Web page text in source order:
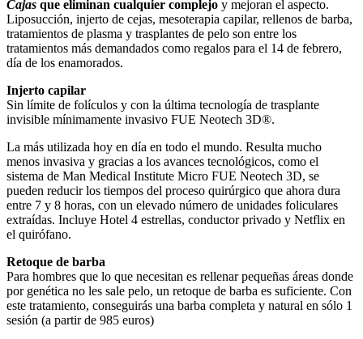
Cajas que eliminan cualquier complejo y mejoran el aspecto.
Liposucción, injerto de cejas, mesoterapia capilar, rellenos de barba,
tratamientos de plasma y trasplantes de pelo son entre los
tratamientos más demandados como regalos para el 14 de febrero,
día de los enamorados.
Injerto capilar
Sin límite de folículos y con la última tecnología de trasplante
invisible mínimamente invasivo FUE Neotech 3D®.
La más utilizada hoy en día en todo el mundo. Resulta mucho
menos invasiva y gracias a los avances tecnológicos, como el
sistema de Man Medical Institute Micro FUE Neotech 3D, se
pueden reducir los tiempos del proceso quirúrgico que ahora dura
entre 7 y 8 horas, con un elevado número de unidades foliculares
extraídas. Incluye Hotel 4 estrellas, conductor privado y Netflix en
el quirófano.
Retoque de barba
Para hombres que lo que necesitan es rellenar pequeñas áreas donde
por genética no les sale pelo, un retoque de barba es suficiente. Con
este tratamiento, conseguirás una barba completa y natural en sólo 1
sesión (a partir de 985 euros)